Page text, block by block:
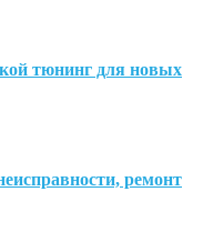
тюнинг для новых
ремонт